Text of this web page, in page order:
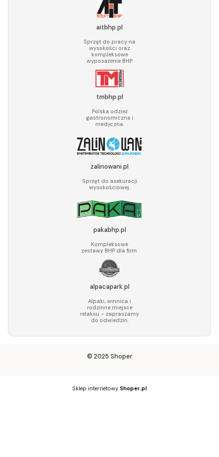
aitbhp.pl
Sprzęt do pracy na
wysokości oraz
kompleksowe
wyposażenie BHP.
tmbhp.pl
Polska odzież
gastronomiczna i
medyczna.
zalinowani.pl
Sprzęt do asekuracji
wysokościowej.
pakabhp.pl
Kompleksowe
zestawy BHP dla firm.
alpacapark.pl
Alpaki, winnica i
rodzinne miejsce
relaksu – zapraszamy
do odwiedzin.
© 2025 Shoper
Sklep internetowy Shoper.pl